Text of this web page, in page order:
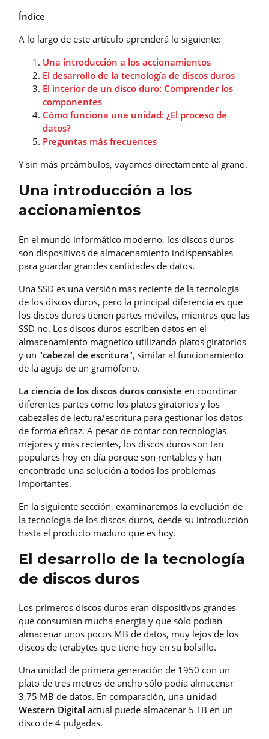
Índice
A lo largo de este artículo aprenderá lo siguiente:
Una introducción a los accionamientos
El desarrollo de la tecnología de discos duros
El interior de un disco duro: Comprender los
componentes
Cómo funciona una unidad: ¿El proceso de
datos?
Preguntas más frecuentes
Y sin más preámbulos, vayamos directamente al grano.
Una introducción a los
accionamientos
En el mundo informático moderno, los discos duros
son dispositivos de almacenamiento indispensables
para guardar grandes cantidades de datos.
Una SSD es una versión más reciente de la tecnología
de los discos duros, pero la principal diferencia es que
los discos duros tienen partes móviles, mientras que las
SSD no. Los discos duros escriben datos en el
almacenamiento magnético utilizando platos giratorios
y un "cabezal de escritura", similar al funcionamiento
de la aguja de un gramófono.
La ciencia de los discos duros consiste en coordinar
diferentes partes como los platos giratorios y los
cabezales de lectura/escritura para gestionar los datos
de forma eficaz. A pesar de contar con tecnologías
mejores y más recientes, los discos duros son tan
populares hoy en día porque son rentables y han
encontrado una solución a todos los problemas
importantes.
En la siguiente sección, examinaremos la evolución de
la tecnología de los discos duros, desde su introducción
hasta el producto maduro que es hoy.
El desarrollo de la tecnología
de discos duros
Los primeros discos duros eran dispositivos grandes
que consumían mucha energía y que sólo podían
almacenar unos pocos MB de datos, muy lejos de los
discos de terabytes que tiene hoy en su bolsillo.
Una unidad de primera generación de 1950 con un
plato de tres metros de ancho sólo podía almacenar
3,75 MB de datos. En comparación, una unidad
Western Digital actual puede almacenar 5 TB en un
disco de 4 pulgadas.